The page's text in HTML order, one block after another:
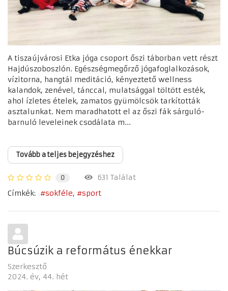
A tiszaújvárosi Etka jóga csoport őszi táborban vett részt
Hajdúszoboszlón. Egészségmegőrző jógafoglalkozások,
vízitorna, hangtál meditáció, kényeztető wellness
kalandok, zenével, tánccal, mulatsággal töltött esték,
ahol ízletes ételek, zamatos gyümölcsök tarkították
asztalunkat. Nem maradhatott el az őszi fák sárguló-
barnuló leveleinek csodálata m...
Tovább a teljes bejegyzéshez
0
631 Találat
Címkék:
sokféle sport
Búcsúzik a református énekkar
Szerkesztő
2024. év 44. hét